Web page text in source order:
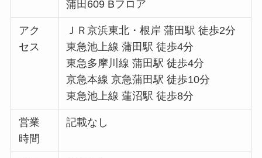
蒲田609 Bフロア
アク
セス
ＪＲ京浜東北・根岸 蒲田駅 徒歩2分
東急池上線 蒲田駅 徒歩4分
東急多摩川線 蒲田駅 徒歩4分
京急本線 京急蒲田駅 徒歩10分
東急池上線 蓮沼駅 徒歩8分
営業
時間
記載なし